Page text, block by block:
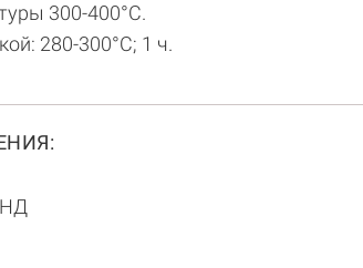
300-400°С.
280-300°С; 1 ч.